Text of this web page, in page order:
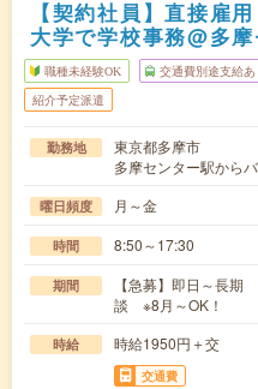
【契約社員】直接雇
大学で学校事務@多
職種未経験OK 交通費別途支給あ
紹介予定派遣
勤務地
東京都多摩市
多摩センター駅から
曜日頻度 月～金
時間 8:50～17:30
期間
【急募】即日～長
談 ※8月～OK！
時給 時給1950円＋交
交通費